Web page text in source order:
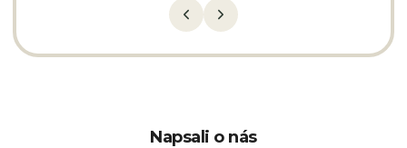
Napsali o nás